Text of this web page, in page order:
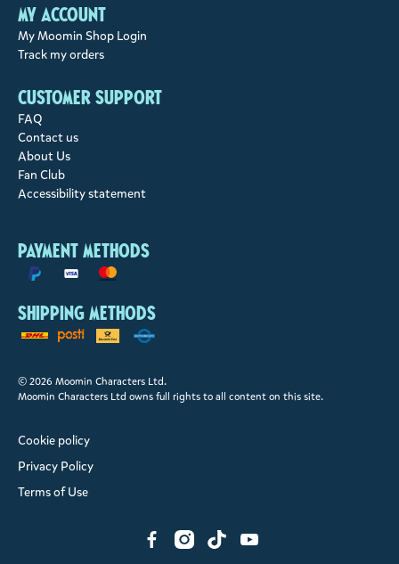
My account
My Moomin Shop Login
Track my orders
Customer support
FAQ
Contact us
About Us
Fan Club
Accessibility statement
Payment methods
Shipping methods
© 2026 Moomin Characters Ltd.
Moomin Characters Ltd owns full rights to all content on this site.
Cookie policy
Privacy Policy
Terms of Use